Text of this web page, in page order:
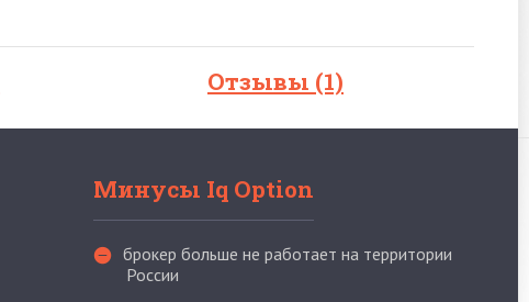
Отзывы (1)
Минусы Iq Option
брокер больше не работает на территории
России